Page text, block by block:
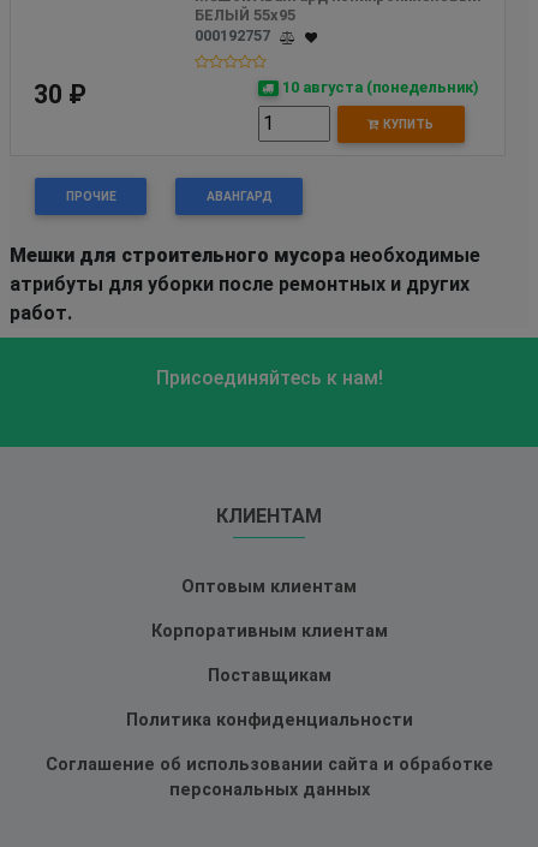
БЕЛЫЙ 55x95
000192757
30 ₽ 10 августа (понедельник)
КУПИТЬ
ПРОЧИЕ АВАНГАРД
Мешки для строительного мусора необходимые
атрибуты для уборки после ремонтных и других
работ.
Присоединяйтесь к нам!
КЛИЕНТАМ
Оптовым клиентам
Корпоративным клиентам
Поставщикам
Политика конфиденциальности
Соглашение об использовании сайта и обработке
персональных данных